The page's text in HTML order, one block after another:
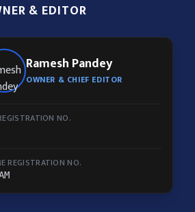
& EDITOR
Ramesh Pandey
OWNER & CHIEF EDITOR
NO.
REGISTRATION NO.